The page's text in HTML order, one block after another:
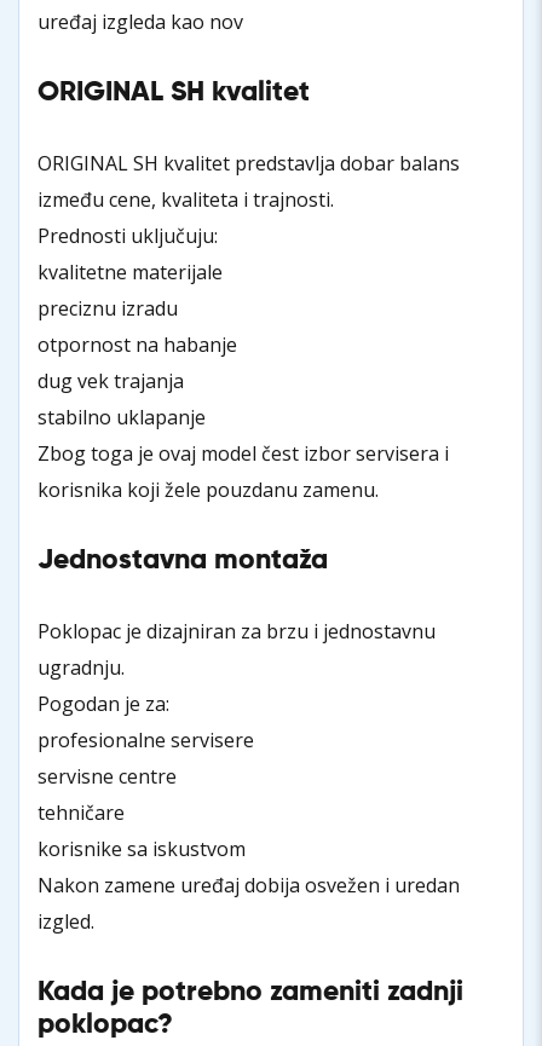
uređaj izgleda kao nov
ORIGINAL SH kvalitet
ORIGINAL SH kvalitet predstavlja dobar balans
između cene, kvaliteta i trajnosti.
Prednosti uključuju:
kvalitetne materijale
preciznu izradu
otpornost na habanje
dug vek trajanja
stabilno uklapanje
Zbog toga je ovaj model čest izbor servisera i
korisnika koji žele pouzdanu zamenu.
Jednostavna montaža
Poklopac je dizajniran za brzu i jednostavnu
ugradnju.
Pogodan je za:
profesionalne servisere
servisne centre
tehničare
korisnike sa iskustvom
Nakon zamene uređaj dobija osvežen i uredan
izgled.
Kada je potrebno zameniti zadnji
poklopac?